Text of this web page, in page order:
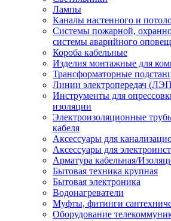
Лампы
Каналы настенного и
Системы пожарной,
системы аварийного
Короба кабельные
Изделия монтажные для
Трансформаторные
Линии электропередач
Инструменты для
изоляции
Электроизоляционные
кабеля
Аксессуары для
Аксессуары для
Арматура кабельная/
Бытовая техника крупная
Бытовая электроника
Водонагреватели
Муфты, фитинги
Оборудование